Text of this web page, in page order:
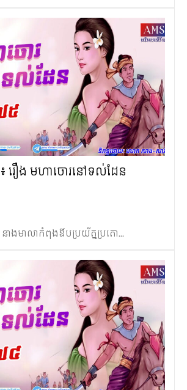
៖ រឿង មហាចោរនៅទល់ដែន
ាលាកំពុងឳបប្រយ័ត្នប្រតោ...